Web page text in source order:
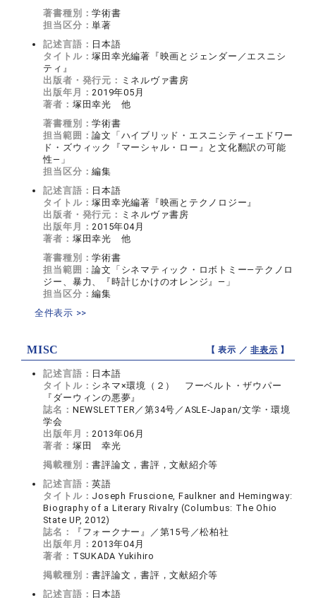
著書種別：学術書
担当区分：単著
記述言語： 日本語
タイトル：塚田幸光編著『映画とジェンダー／エスニシ
ティ』
出版者・発行元： ミネルヴァ書房
出版年月： 2019年05月
著者： 塚田幸光 他
著書種別：学術書
担当範囲：論文「ハイブリッド・エスニシティ—エドワー
ド・ズウィック『マーシャル・ロー』と文化翻訳の可能
性—」
担当区分：編集
記述言語： 日本語
タイトル：塚田幸光編著『映画とテクノロジー』
出版者・発行元： ミネルヴァ書房
出版年月： 2015年04月
著者： 塚田幸光 他
著書種別：学術書
担当範囲：論文「シネマティック・ロボトミー—テクノロ
ジー、暴力、『時計じかけのオレンジ』—」
担当区分：編集
全件表示 >>
MISC 【 表示 ／非表示 】
記述言語： 日本語
タイトル： シネマ×環境（２） フーベルト・ザウパー
『ダーウィンの悪夢』
誌名： NEWSLETTER／第34号／ASLE-Japan/文学・環境
学会
出版年月： 2013年06月
著者： 塚田 幸光
掲載種別：書評論文，書評，文献紹介等
記述言語：英語
タイトル： Joseph Fruscione, Faulkner and Hemingway:
Biography of a Literary Rivalry (Columbus: The Ohio
State UP, 2012)
誌名：
『フォークナー』／第15号／松柏社
出版年月： 2013年04月
著者： TSUKADA Yukihiro
掲載種別：書評論文，書評，文献紹介等
記述言語： 日本語